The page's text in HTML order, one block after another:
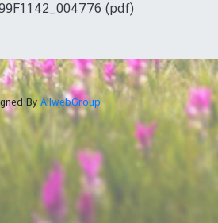
(pdf)
By AllwebGroup